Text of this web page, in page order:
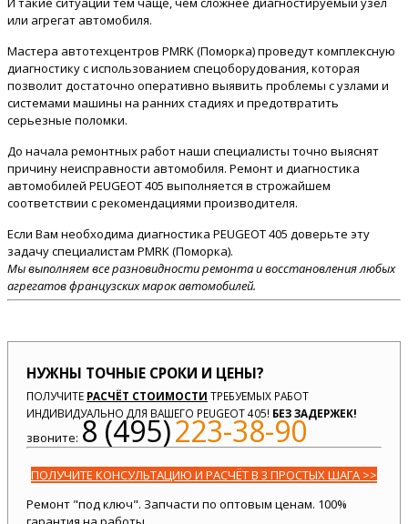
или агрегат автомобиля.
Мастера автотехцентров PMRK (Поморка) проведут комплексную
диагностику с использованием спецоборудования, которая
позволит достаточно оперативно выявить проблемы с узлами и
системами машины на ранних стадиях и предотвратить
серьезные поломки.
До начала ремонтных работ наши специалисты точно выяснят
причину неисправности автомобиля. Ремонт и диагностика
автомобилей PEUGEOT 405 выполняется в строжайшем
соответствии с рекомендациями производителя.
Если Вам необходима диагностика PEUGEOT 405 доверьте эту
задачу специалистам PMRK (Поморка).
Мы выполняем все разновидности ремонта и восстановления любых
агрегатов французских марок автомобилей.
НУЖНЫ ТОЧНЫЕ СРОКИ И ЦЕНЫ?
ПОЛУЧИТЕ РАСЧЁТ СТОИМОСТИ ТРЕБУЕМЫХ РАБОТ
ИНДИВИДУАЛЬНО ДЛЯ ВАШЕГО PEUGEOT 405! БЕЗ ЗАДЕРЖЕК!
звоните: 8 (495)223-38-90
ПОЛУЧИТЕ КОНСУЛЬТАЦИЮ И РАСЧЁТ В 3 ПРОСТЫХ ШАГА >>
Ремонт "под ключ". Запчасти по оптовым ценам. 100%